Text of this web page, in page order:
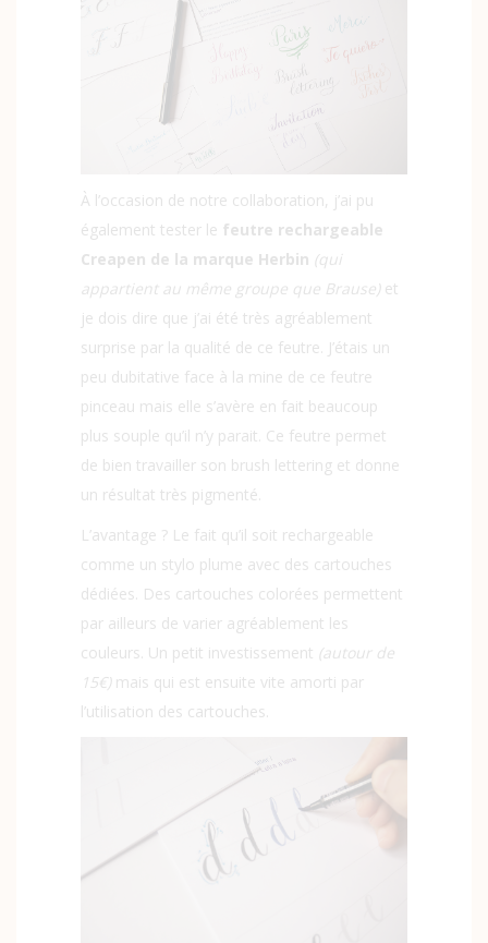
À l’occasion de notre collaboration, j’ai pu
également tester le feutre rechargeable
Creapen de la marque Herbin (qui
appartient au même groupe que Brause)et
je dois dire que j’ai été très agréablement
surprise par la qualité de ce feutre. J’étais un
peu dubitative face à la mine de ce feutre
pinceau mais elle s’avère en fait beaucoup
plus souple qu’il n’y parait. Ce feutre permet
de bien travailler son brush lettering et donne
un résultat très pigmenté.
L’avantage ? Le fait qu’il soit rechargeable
comme un stylo plume avec des cartouches
dédiées. Des cartouches colorées permettent
par ailleurs de varier agréablement les
couleurs. Un petit investissement (autour de
15€)mais qui est ensuite vite amorti par
l’utilisation des cartouches.